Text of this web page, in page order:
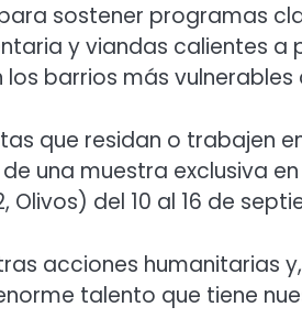
sostener programas
y viandas calientes a
barrios más vulnerables
que residan o trabajen
una muestra exclusiva en
Olivos) del 10 al 16 de
acciones humanitarias
talento que tiene